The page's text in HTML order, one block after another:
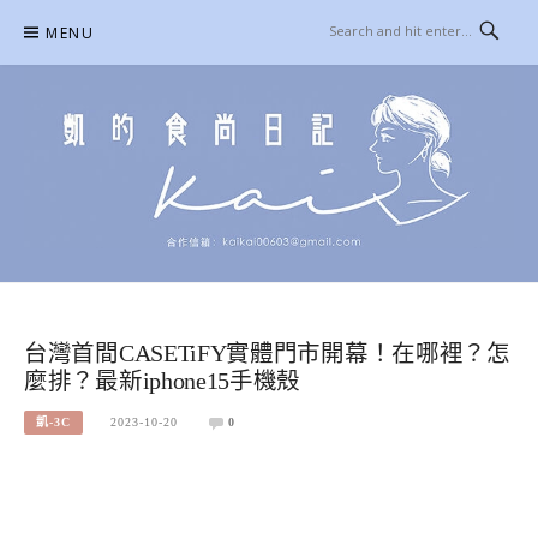
content
MENU
台灣首間CASETiFY實體門市開幕！在哪裡？怎
麼排？最新iphone15手機殼
凱-3C 2023-10-20 0